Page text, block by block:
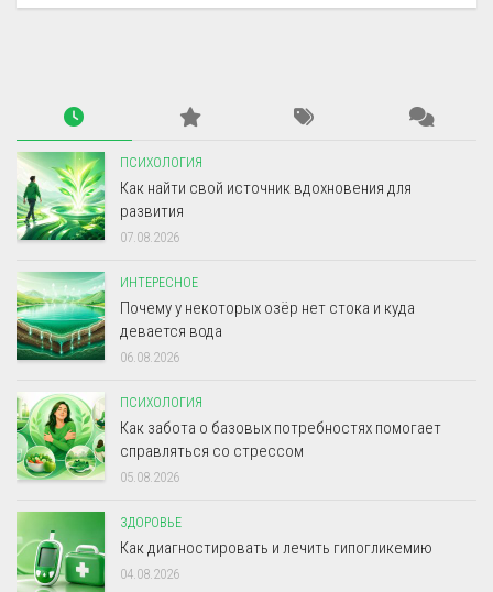
ПСИХОЛОГИЯ
Как найти свой источник вдохновения для
развития
07.08.2026
ИНТЕРЕСНОЕ
Почему у некоторых озёр нет стока и куда
девается вода
06.08.2026
ПСИХОЛОГИЯ
Как забота о базовых потребностях помогает
справляться со стрессом
05.08.2026
ЗДОРОВЬЕ
Как диагностировать и лечить гипогликемию
04.08.2026